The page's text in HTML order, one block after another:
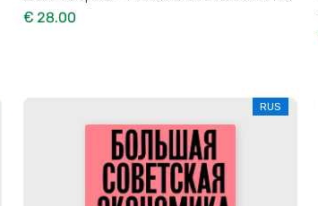
€ 28.00
RUS